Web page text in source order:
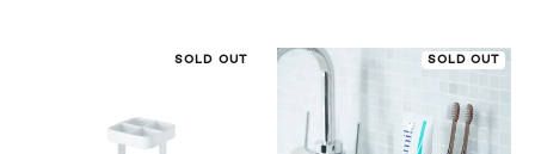
SOLD OUT SOLD OUT